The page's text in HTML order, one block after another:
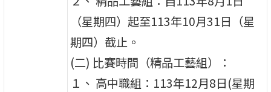
（星期四）起至113年10月31日（星
期四）截止。
(二) 比賽時間（精品工藝組）：
１、 高中職組：113年12月8日(星期